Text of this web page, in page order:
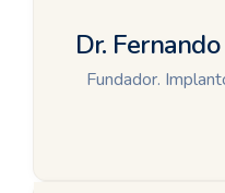
Dr.
Fundador.